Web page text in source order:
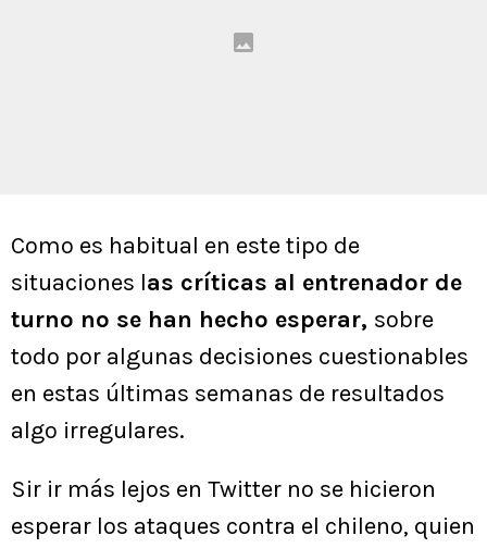
Como es habitual en este tipo de
situaciones las críticas al entrenador de
turno no se han hecho esperar, sobre
todo por algunas decisiones cuestionables
en estas últimas semanas de resultados
algo irregulares.
Sir ir más lejos en Twitter no se hicieron
esperar los ataques contra el chileno, quien